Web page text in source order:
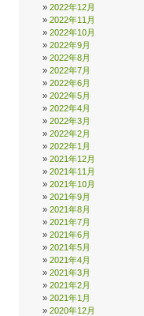
2022年12月
2022年11月
2022年10月
2022年9月
2022年8月
2022年7月
2022年6月
2022年5月
2022年4月
2022年3月
2022年2月
2022年1月
2021年12月
2021年11月
2021年10月
2021年9月
2021年8月
2021年7月
2021年6月
2021年5月
2021年4月
2021年3月
2021年2月
2021年1月
2020年12月